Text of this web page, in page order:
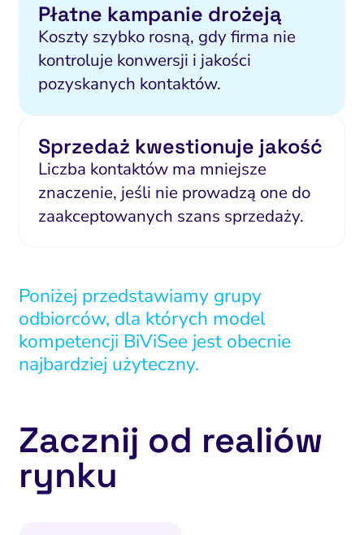
Płatne kampanie drożeją
Koszty szybko rosną, gdy firma nie
kontroluje konwersji i jakości
pozyskanych kontaktów.
Sprzedaż kwestionuje jakość
Liczba kontaktów ma mniejsze
znaczenie, jeśli nie prowadzą one do
zaakceptowanych szans sprzedaży.
Poniżej przedstawiamy grupy
odbiorców, dla których model
kompetencji BiViSee jest obecnie
najbardziej użyteczny.
Zacznij od realiów
rynku